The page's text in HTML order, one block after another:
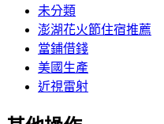
未分類
澎湖花火節住宿推薦
當鋪借錢
美國生產
近視雷射